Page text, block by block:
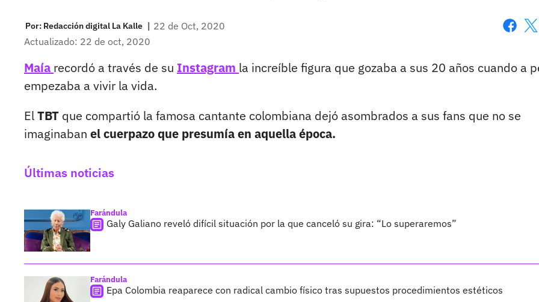
Por: Redacción digital La Kalle | 22 de Oct, 2020
Actualizado: 22 de oct, 2020
Maía recordó a través de su Instagram la increíble figura que gozaba a sus 20 años cuando a
empezaba a vivir la vida.
ElTBT que compartió la famosa cantante colombiana dejó asombrados a sus fans que no se
imaginaban el cuerpazo que presumía en aquella época.
Últimas noticias
Farándula
Galy Galiano reveló difícil situación por la que canceló su gira: “Lo superaremos”
Farándula
Epa Colombia reaparece con radical cambio físico tras supuestos procedimientos estéticos